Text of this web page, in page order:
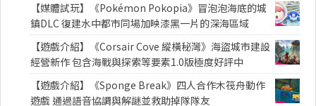
【媒體試玩】《Pokémon Pokopia》冒泡泡海底的城
鎮DLC 復建水中都市同場加映漆黑一片的深海區域
【遊戲介紹】《Corsair Cove 縱橫秘灣》海盜城市建設
經營新作 包含海戰與探索等要素1.0版極度好評中
【遊戲介紹】《Sponge Break》四人合作木筏舟動作
遊戲 通過語音協調與解謎並救助掉隊隊友